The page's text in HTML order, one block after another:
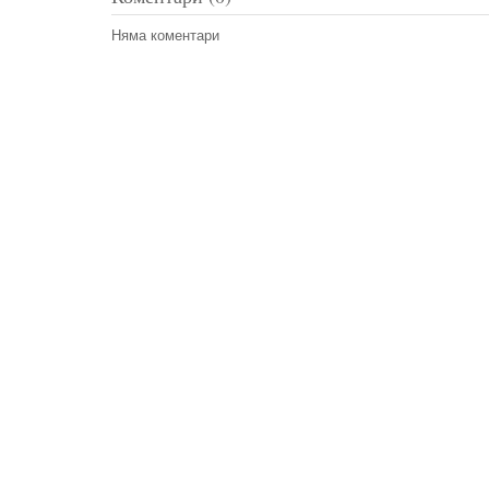
Няма коментари